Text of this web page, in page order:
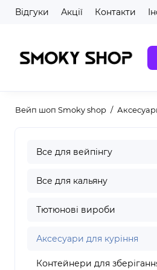
Відгуки Акції Контакти
Вейп шоп Smoky shop
Все для вейпінгу
Все для кальяну
Тютюнові вироби
Аксесуари для куріння
Контейнери для